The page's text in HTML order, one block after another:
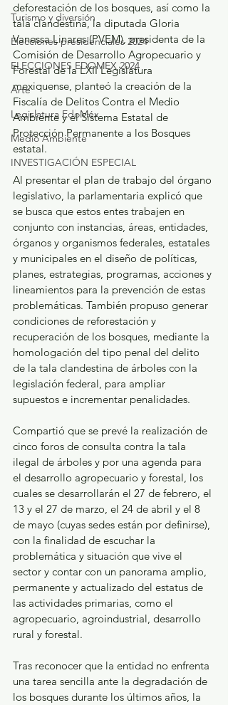
Turismo y diversión
Elecciones presidenciales 2024
ELECCIONES EDOMEX 2024
Arte
Legislatura EdoMéx
Medio Ambiente
INVESTIGACIÓN ESPECIAL
deforestación de los bosques, así como la
tala clandestina, la diputada Gloria
Vanessa Linares (PVEM), presidenta de la
Comisión de Desarrollo Agropecuario y
Forestal de la LXII Legislatura
mexiquense, planteó la creación de la
Fiscalía de Delitos Contra el Medio
Ambiente y el Sistema Estatal de
Protección Permanente a los Bosques
estatal.
Al presentar el plan de trabajo del órgano
legislativo, la parlamentaria explicó que
se busca que estos entes trabajen en
conjunto con instancias, áreas, entidades,
órganos y organismos federales, estatales
y municipales en el diseño de políticas,
planes, estrategias, programas, acciones y
lineamientos para la prevención de estas
problemáticas. También propuso generar
condiciones de reforestación y
recuperación de los bosques, mediante la
homologación del tipo penal del delito
de la tala clandestina de árboles con la
legislación federal, para ampliar
supuestos e incrementar penalidades.
Compartió que se prevé la realización de
cinco foros de consulta contra la tala
ilegal de árboles y por una agenda para
el desarrollo agropecuario y forestal, los
cuales se desarrollarán el 27 de febrero, el
13 y el 27 de marzo, el 24 de abril y el 8
de mayo (cuyas sedes están por definirse),
con la finalidad de escuchar la
problemática y situación que vive el
sector y contar con un panorama amplio,
permanente y actualizado del estatus de
las actividades primarias, como el
agropecuario, agroindustrial, desarrollo
rural y forestal.
Tras reconocer que la entidad no enfrenta
una tarea sencilla ante la degradación de
los bosques durante los últimos años, la